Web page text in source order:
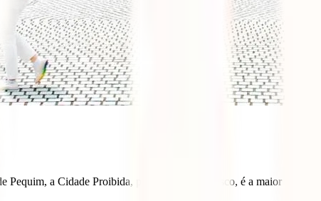
Pequim, a Cidade Proibida, património da Unesco, é a maior e mais